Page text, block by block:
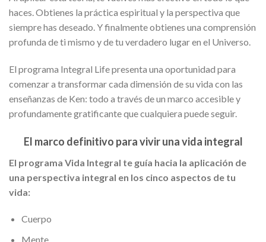
haces. Obtienes la práctica espiritual y la perspectiva que
siempre has deseado. Y finalmente obtienes una comprensión
profunda de ti mismo y de tu verdadero lugar en el Universo.
El programa Integral Life presenta una oportunidad para
comenzar a transformar cada dimensión de su vida con las
enseñanzas de Ken: todo a través de un marco accesible y
profundamente gratificante que cualquiera puede seguir.
El marco definitivo para vivir una vida integral
El programa Vida Integral te guía hacia la aplicación de
una perspectiva integral en los cinco aspectos de tu
vida:
Cuerpo
Mente